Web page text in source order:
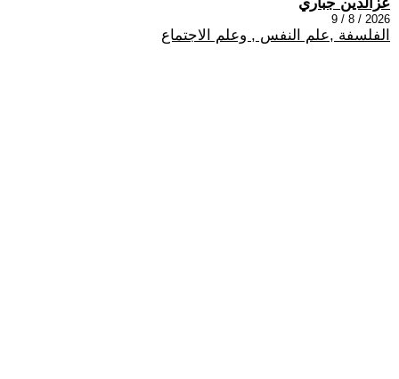
2026 / 8 / 9
الفلسفة ,علم النفس , وعلم الاجتماع